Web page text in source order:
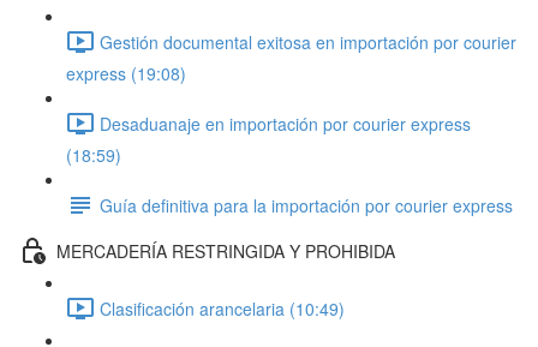
Gestión documental exitosa en importación por courier
express (19:08)
Desaduanaje en importación por courier express
(18:59)
Guía definitiva para la importación por courier express
MERCADERÍA RESTRINGIDA Y PROHIBIDA
Clasificación arancelaria (10:49)